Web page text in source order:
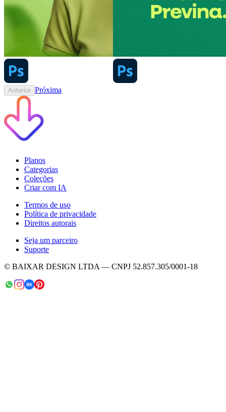
Anterior Próxima
Planos
Categorias
Coleções
Criar com IA
Termos de uso
Política de privacidade
Direitos autorais
Seja um parceiro
Suporte
© BAIXAR DESIGN LTDA — CNPJ 52.857.305/0001-18